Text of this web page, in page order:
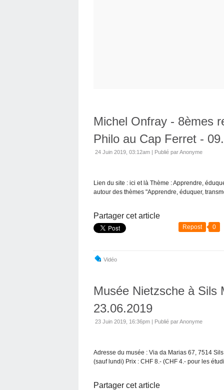
Michel Onfray - 8èmes
Philo au Cap Ferret -
24 Juin 2019, 03:12am | Publié par Anonyme
Lien du site : ici et là Thème : Apprendre,
autour des thèmes "Apprendre, éduquer,
Partager cet article
Repost 0
Vidéo
Musée Nietzsche à Sils
23.06.2019
23 Juin 2019, 16:36pm | Publié par Anonyme
Adresse du musée : Via da Marias 67, 7514
(sauf lundi) Prix : CHF 8.- (CHF 4.- pour les
Partager cet article